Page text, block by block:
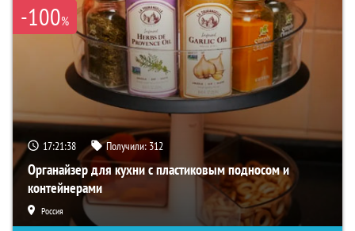
-100%
17:21:36 Получили: 312
Органайзер для кухни с пластиковым подносом и
контейнерами
Россия